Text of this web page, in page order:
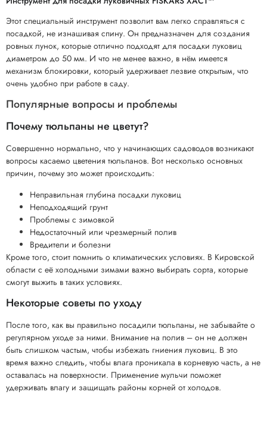
Этот специальный инструмент позволит вам легко справляться с
посадкой, не изнашивая спину. Он предназначен для создания
ровных лунок, которые отлично подходят для посадки луковиц
диаметром до 50 мм. И что не менее важно, в нём имеется
механизм блокировки, который удерживает лезвие открытым, что
очень удобно при работе в саду.
Популярные вопросы и проблемы
Почему тюльпаны не цветут?
Совершенно нормально, что у начинающих садоводов возникают
вопросы касаемо цветения тюльпанов. Вот несколько основных
причин, почему это может происходить:
Неправильная глубина посадки луковиц
Неподходящий грунт
Проблемы с зимовкой
Недостаточный или чрезмерный полив
Вредители и болезни
Кроме того, стоит помнить о климатических условиях. В Кировской
области с её холодными зимами важно выбирать сорта, которые
смогут выжить в таких условиях.
Некоторые советы по уходу
После того, как вы правильно посадили тюльпаны, не забывайте о
регулярном уходе за ними. Внимание на полив – он не должен
быть слишком частым, чтобы избежать гниения луковиц. В это
время важно следить, чтобы влага проникала в корневую часть, а не
оставалась на поверхности. Применение мульчи поможет
удерживать влагу и защищать районы корней от холодов.